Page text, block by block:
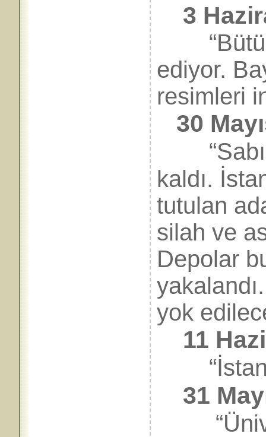
3
“Bütün
ediyor.
resimleri
30
“Sabık
kaldı.
tutulan
silah ve
Depolar
yok
11
31